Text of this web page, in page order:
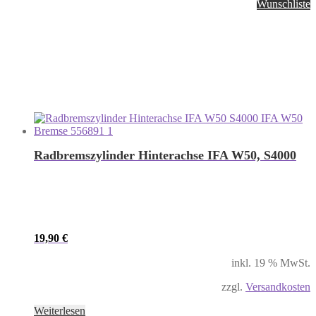
Wunschliste
Radbremszylinder Hinterachse IFA W50, S4000
19,90 €
inkl. 19 % MwSt.
zzgl. Versandkosten
Weiterlesen